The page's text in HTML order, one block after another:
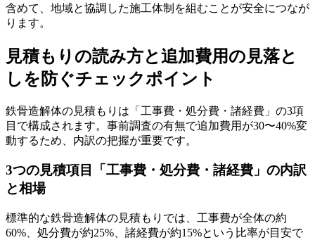
含めて、地域と協調した施工体制を組むことが安全につなが
ります。
見積もりの読み方と追加費用の見落と
しを防ぐチェックポイント
鉄骨造解体の見積もりは「工事費・処分費・諸経費」の3項
目で構成されます。事前調査の有無で追加費用が30〜40%変
動するため、内訳の把握が重要です。
3つの見積項目「工事費・処分費・諸経費」の内訳
と相場
標準的な鉄骨造解体の見積もりでは、工事費が全体の約
60%、処分費が約25%、諸経費が約15%という比率が目安で